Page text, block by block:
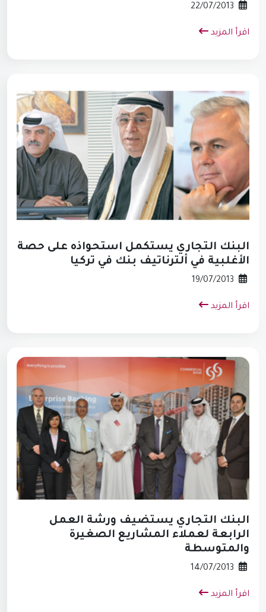
اقرأ المزيد
البنك التجاري يستكمل استحواذه على حصة
الأغلبية في ألترناتيف بنك في تركيا
اقرأ المزيد
البنك التجاري يستضيف ورشة العمل
الرابعة لعملاء المشاريع الصغيرة
والمتوسطة
اقرأ المزيد